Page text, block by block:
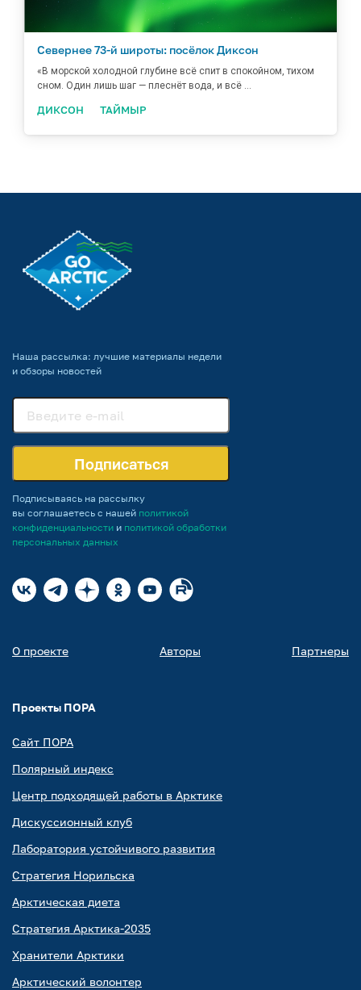
Севернее 73-й широты: посёлок Диксон
«В морской холодной глубине всё спит в спокойном, тихом
сном. Один лишь шаг — плеснёт вода, и всё ...
ДИКСОН ТАЙМЫР
Наша рассылка: лучшие материалы недели
и обзоры новостей
Подписаться
Подписываясь на рассылку
вы соглашаетесь с нашей политикой
конфиденциальности и политикой обработки
персональных данных
О проекте Авторы Партнеры
Проекты ПОРА
Сайт ПОРА
Полярный индекс
Центр подходящей работы в Арктике
Дискуссионный клуб
Лаборатория устойчивого развития
Стратегия Норильска
Арктическая диета
Стратегия Арктика-2035
Хранители Арктики
Арктический волонтер